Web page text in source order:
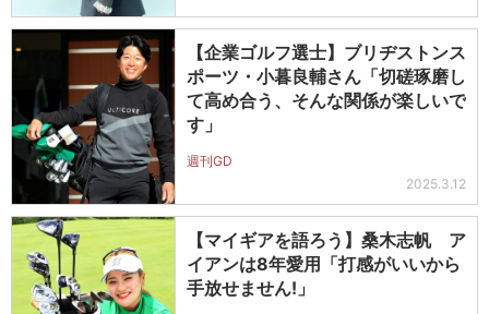
【企業ゴルフ選士】ブリヂストンス
ポーツ・小暮良輔さん「切磋琢磨し
て高め合う、そんな関係が楽しいで
す」
週刊GD
2025.3.12
【マイギアを語ろう】桑木志帆 ア
イアンは8年愛用「打感がいいから
手放せません!」